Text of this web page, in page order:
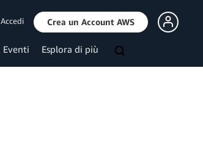
Accedi Crea un Account AWS
Eventi Esplora di più